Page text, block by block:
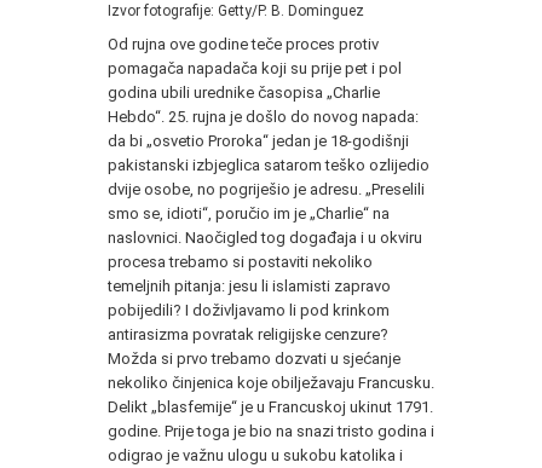
Izvor fotografije: Getty/P. B. Dominguez
Od rujna ove godine teče proces protiv
pomagača napadača koji su prije pet i pol
godina ubili urednike časopisa „Charlie
Hebdo“. 25. rujna je došlo do novog napada:
da bi „osvetio Proroka“ jedan je 18-godišnji
pakistanski izbjeglica satarom teško ozlijedio
dvije osobe, no pogriješio je adresu. „Preselili
smo se, idioti“, poručio im je „Charlie“ na
naslovnici. Naočigled tog događaja i u okviru
procesa trebamo si postaviti nekoliko
temeljnih pitanja: jesu li islamisti zapravo
pobijedili? I doživljavamo li pod krinkom
antirasizma povratak religijske cenzure?
Možda si prvo trebamo dozvati u sjećanje
nekoliko činjenica koje obilježavaju Francusku.
Delikt „blasfemije“ je u Francuskoj ukinut 1791.
godine. Prije toga je bio na snazi tristo godina i
odigrao je važnu ulogu u sukobu katolika i